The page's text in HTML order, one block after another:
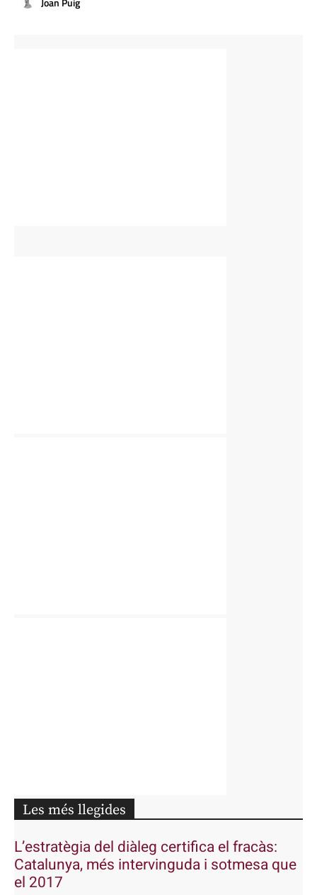
Les més llegides
L’estratègia del diàleg certifica el fracàs:
Catalunya, més intervinguda i sotmesa que
el 2017